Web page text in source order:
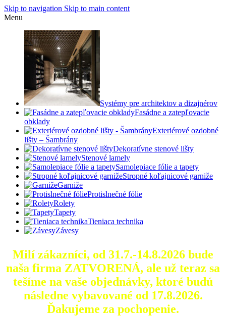
Skip to navigation Skip to main content
Menu
Systémy pre architektov a dizajnérov
Fasádne a zatepľovacie
obklady
Exteriérové ozdobné
lišty – Šambrány
Dekoratívne stenové lišty
Stenové lamely
Samolepiace fólie a tapety
Stropné koľajnicové garniže
Garniže
Protislnečné fólie
Rolety
Tapety
Tieniaca technika
Závesy
Milí zákazníci, od 31.7.-14.8.2026 bude
naša firma ZATVORENÁ, ale už teraz sa
tešíme na vaše objednávky, ktoré budú
následne vybavované od 17.8.2026.
Ďakujeme za pochopenie.